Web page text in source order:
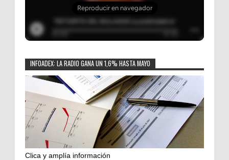
INFOADEX: LA RADIO GANA UN 1,6% HASTA MAYO
Clica y amplía información